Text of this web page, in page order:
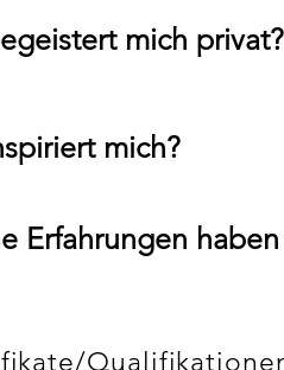
mich privat?
mich?
Erfahrungen